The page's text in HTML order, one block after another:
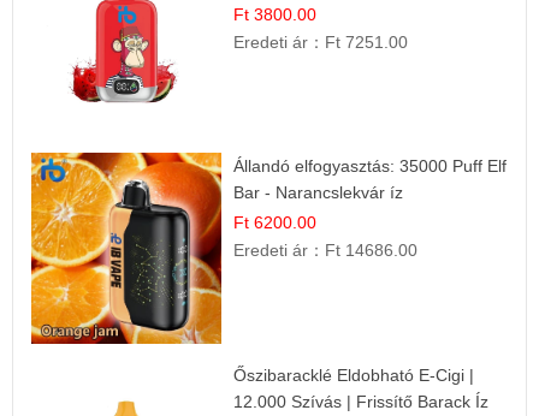
Íz
Ft 3800.00
Eredeti ár： Ft 7251.00
Állandó elfogyasztás: 35000 Puff Elf
Bar - Narancslekvár íz
Ft 6200.00
Eredeti ár： Ft 14686.00
Őszibaracklé Eldobható E-Cigi |
12.000 Szívás | Frissítő Barack Íz